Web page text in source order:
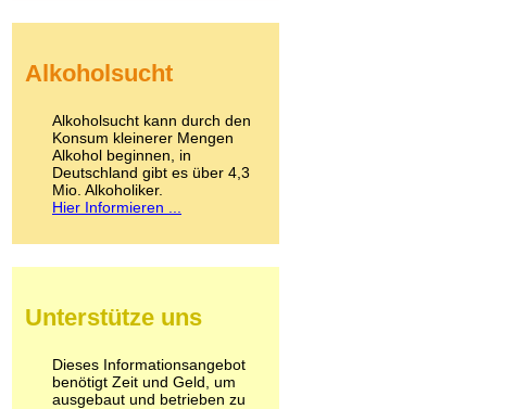
Kokain
LSD
Marihuana
Medikamente
Meskalin
Metamphetamin
Methadon
Pilze
Psychopharmaka
Schlafmittel
Schmerzmittel
Alkoholsucht
Alkoholsucht kann durch den
Konsum kleinerer Mengen
Alkohol beginnen, in
Deutschland gibt es über 4,3
Mio. Alkoholiker.
Hier Informieren ...
Unterstütze uns
Dieses Informationsangebot
benötigt Zeit und Geld, um
ausgebaut und betrieben zu